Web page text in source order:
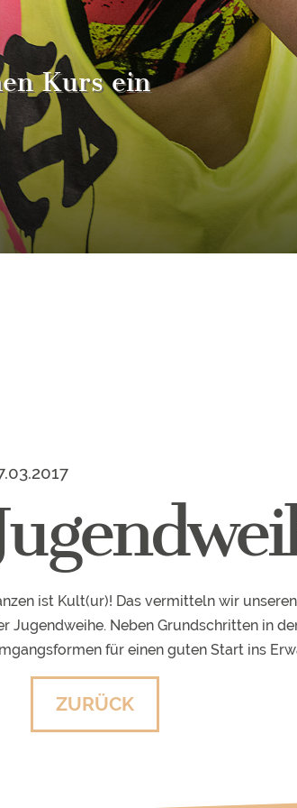
Kurs ein
ist Kult(ur)! Das vermitteln wir
Jugendweihe. Neben Grundschritten in
für einen guten Start ins
ZURÜCK